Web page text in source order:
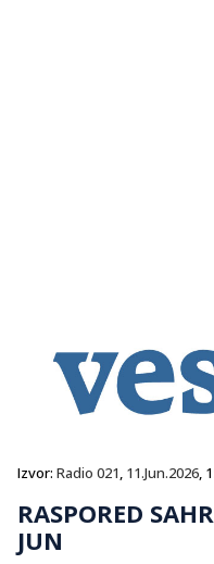
Izvor: Radio 021, 11.Jun.2026,
RASPORED
JUN